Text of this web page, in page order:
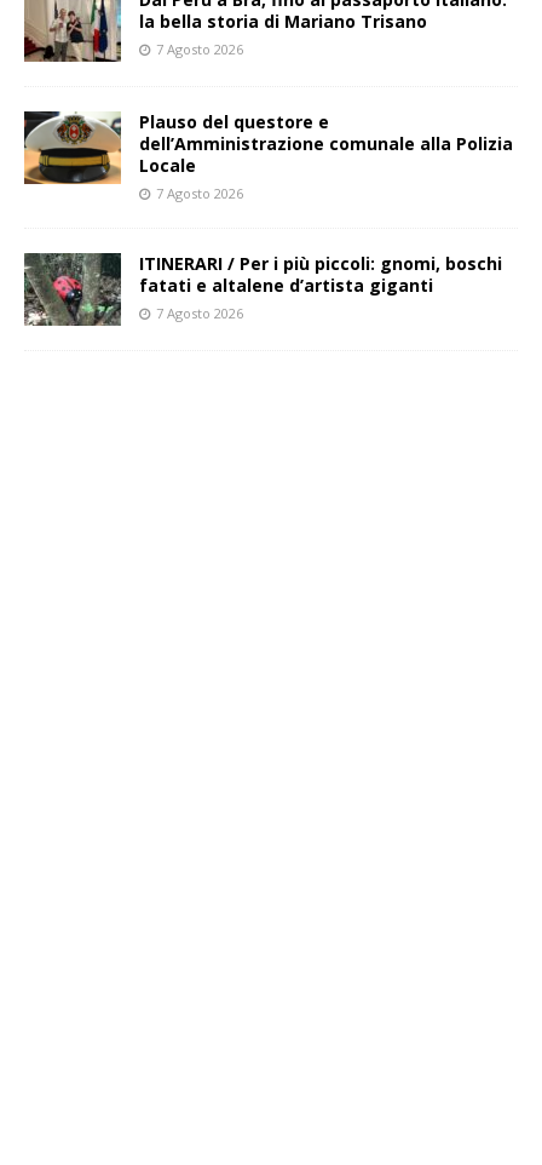
la bella storia di Mariano Trisano
7 Agosto 2026
Plauso del questore e
dell’Amministrazione comunale alla Polizia
Locale
7 Agosto 2026
ITINERARI / Per i più piccoli: gnomi, boschi
fatati e altalene d’artista giganti
7 Agosto 2026